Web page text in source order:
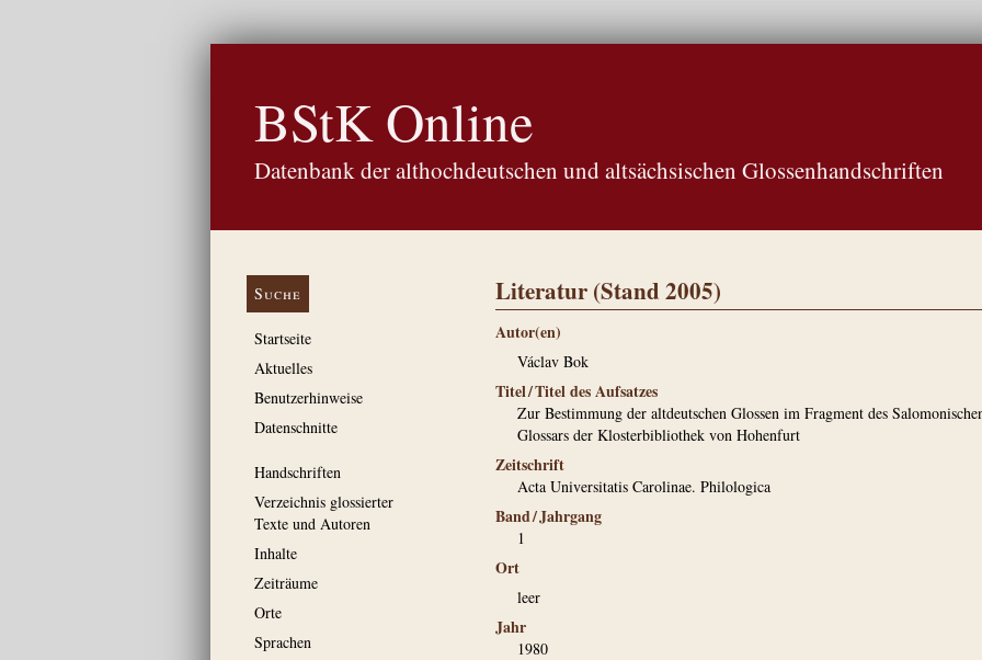
BStK Online
Datenbank der althochdeutschen und altsächsischen Glossenhandschriften
Suche
Startseite
Aktuelles
Benutzerhinweise
Datenschnitte
Handschriften
Verzeichnis glossierter
Texte und Autoren
Inhalte
Zeiträume
Orte
Sprachen
Literatur (Stand 2005)
Autor(en)
Václav Bok
Titel / Titel des Aufsatzes
Zur Bestimmung der altdeutschen Glossen im Fragment des
Glossars der Klosterbibliothek von Hohenfurt
Zeitschrift
Acta Universitatis Carolinae. Philologica
Band / Jahrgang
1
Ort
leer
Jahr
1980